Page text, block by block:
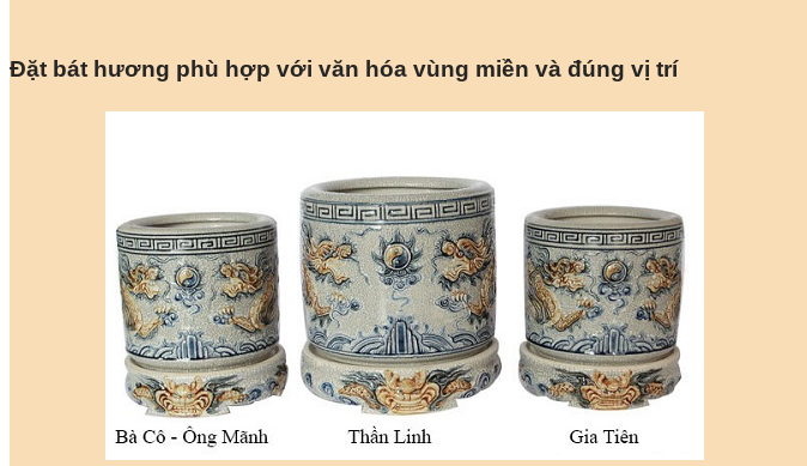
Đặt bát hương phù hợp với văn hóa vùng miền và đúng vị trí